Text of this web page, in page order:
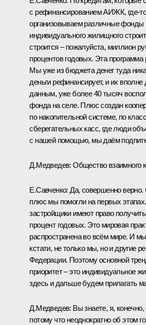
с рефинансированием АИЖК,
организовываем различные
индивидуального жилищного
строится – пожалуйста, миллион
процентов годовых. Эта программа
Мы уже из бюджета денег туда
деньги рефинансирует, и их
данным, уже более 40 тысяч
фонда на селе. Плюс создан
по накопительной системе, по
сберегательных касс, где люди
с нашей помощью, мы даём
Д.Медведев: Общество взаимного
Е.Савченко: Да, совершенно верно.
плюс мы помогли на первых
застройщики имеют право
процент годовых. Это мировая
распространена во всём мире. И
кстати, не только мы, но и другие
Федерации. Поэтому основной
приоритет – это индивидуальное
здесь и дальше будем прилагать
Д.Медведев: Вы знаете, я,
потому что неоднократно об этом